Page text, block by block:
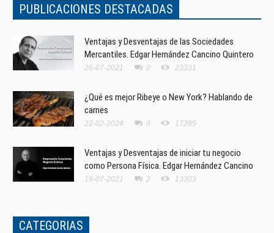
PUBLICACIONES DESTACADAS
Ventajas y Desventajas de las Sociedades
Mercantiles. Edgar Hernández Cancino Quintero
26-07-2021 0 23331
¿Qué es mejor Ribeye o New York? Hablando de
carnes
22-02-2024 0 17289
Ventajas y Desventajas de iniciar tu negocio
como Persona Física. Edgar Hernández Cancino
19-07-2021 2 13303
CATEGORIAS